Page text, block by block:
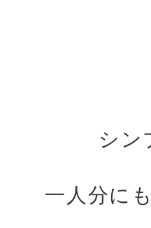
シン
一人分に